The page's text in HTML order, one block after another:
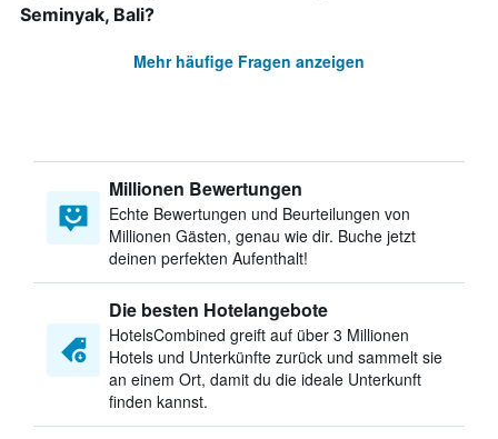
Seminyak, Bali?
Mehr häufige Fragen anzeigen
Millionen Bewertungen
Echte Bewertungen und Beurteilungen von
Millionen Gästen, genau wie dir. Buche jetzt
deinen perfekten Aufenthalt!
Die besten Hotelangebote
HotelsCombined greift auf über 3 Millionen
Hotels und Unterkünfte zurück und sammelt sie
an einem Ort, damit du die ideale Unterkunft
finden kannst.